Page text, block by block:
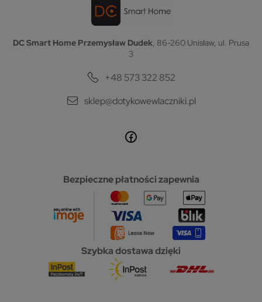
DC Smart Home Przemysław Dudek, 86-260 Unisław, ul. Prusa
3
+48 573 322 852
sklep@dotykowewlaczniki.pl
Bezpieczne płatności zapewnia
Szybka dostawa dzięki